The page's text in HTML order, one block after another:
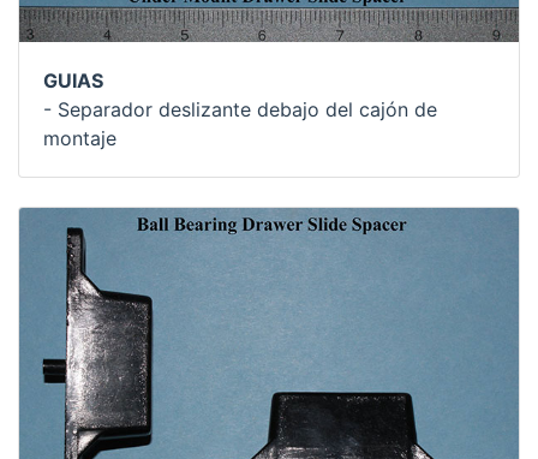
GUIAS
- Separador deslizante debajo del cajón de
montaje